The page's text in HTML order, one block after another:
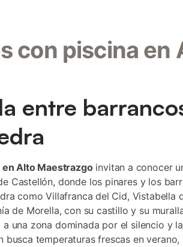
con piscina en
entre
Alto Maestrazgoinvitan a conocer
Castellón, donde los pinares y los
como Villafranca del Cid, Vistabella
de Morella, con su castillo y su
una zona dominada por el silencio y
busca temperaturas frescas en verano,